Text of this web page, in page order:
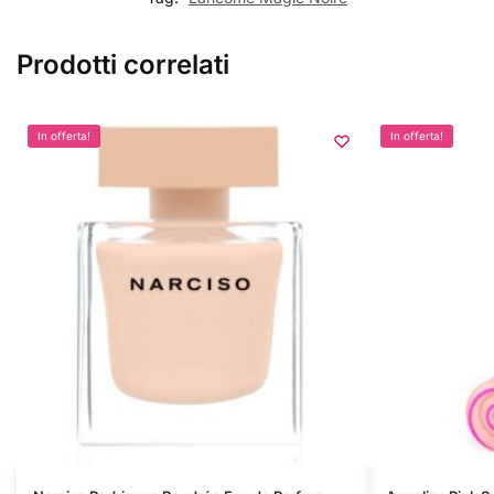
Prodotti correlati
In offerta! In offerta!